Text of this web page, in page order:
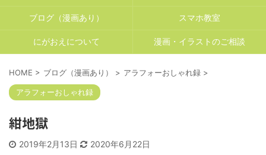
ブログ（漫画あり） スマホ教室
にがおえについて 漫画・イラストのご相談
HOME > ブログ（漫画あり） > アラフォーおしゃれ録 >
アラフォーおしゃれ録
紺地獄
2019年2月13日 2020年6月22日